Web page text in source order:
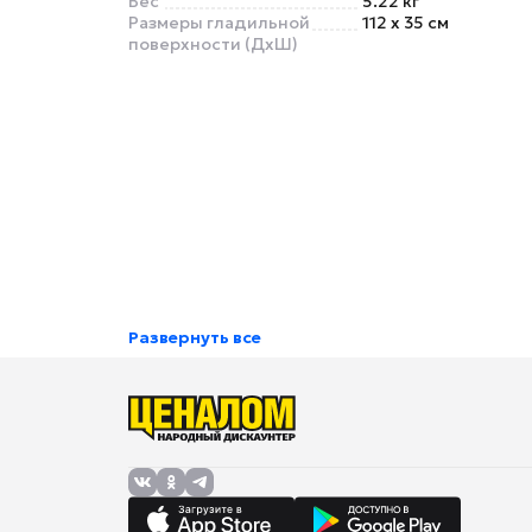
Размеры гладильной
поверхности (ДхШ)
112 x 35 см
Развернуть все